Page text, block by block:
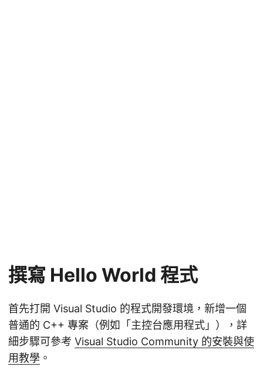
撰寫 Hello World 程式
首先打開 Visual Studio 的程式開發環境，新增一個
普通的 C++ 專案（例如「主控台應用程式」），詳
細步驟可參考 Visual Studio Community 的安裝與使
用教學 。